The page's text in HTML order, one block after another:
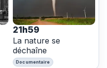
21h59
La nature se
déchaîne
Documentaire